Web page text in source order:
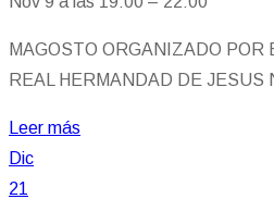
MAGOSTO ORGANIZADO POR
REAL HERMANDAD DE JESUS
Leer más
Dic
21